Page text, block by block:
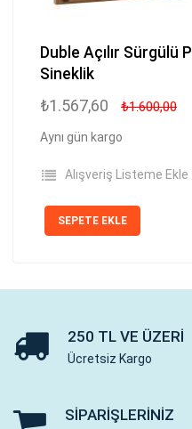
Duble Açılır Sürgülü
Sineklik
₺1.567,60 ₺1.600,00
Aynı gün kargo
Alışveriş Listeme Ekle
SEPETE EKLE
250 TL VE ÜZERI
Ücretsiz Kargo
SIPARIŞLERINIZ